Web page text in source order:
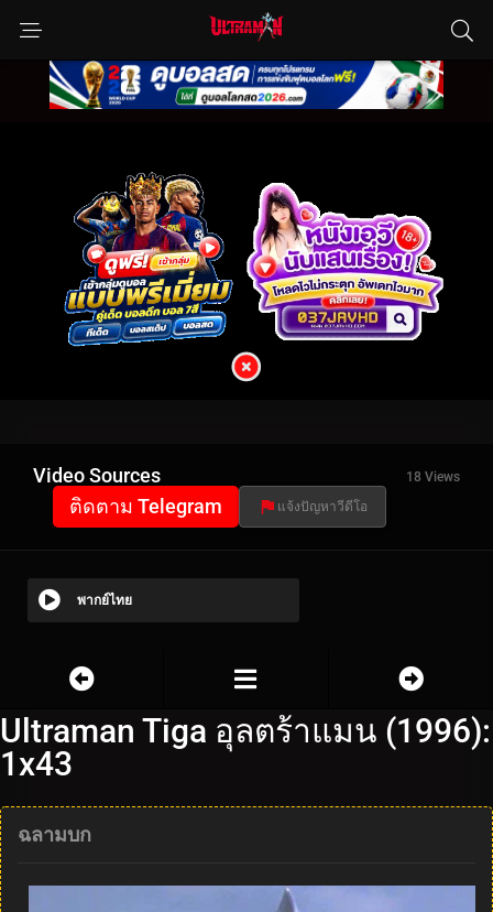
Video Sources 18 Views
ติดตาม Telegram แจ้งปัญหาวีดีโอ
พากย์ไทย
Ultraman Tiga อุลตร้าแมน (1996):
1x43
ฉลามบก